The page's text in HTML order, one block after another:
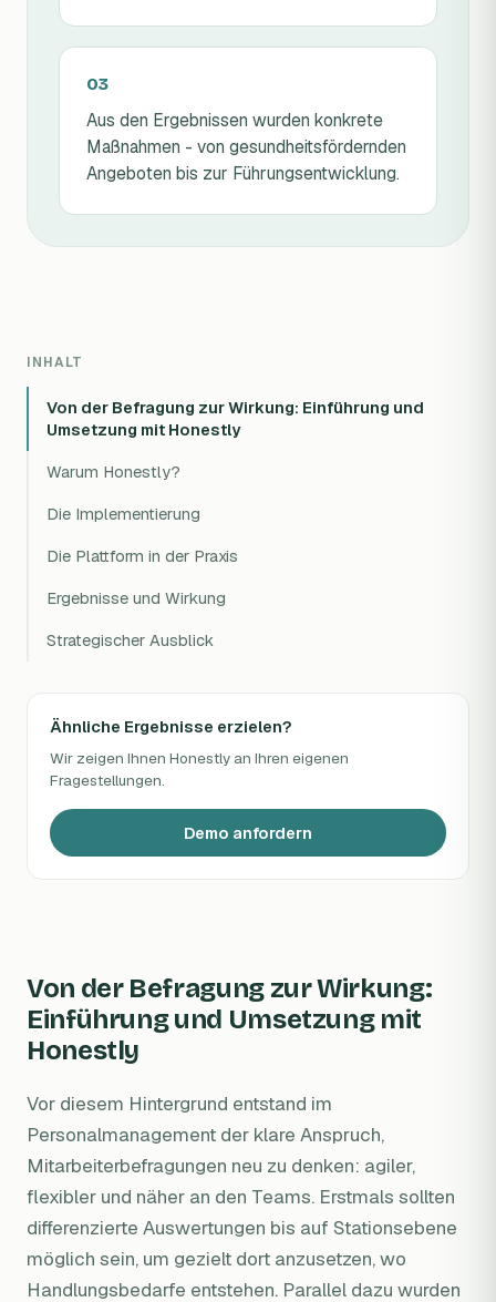
Aus den Ergebnissen wurden konkrete
Maßnahmen - von gesundheitsfördernden
Angeboten bis zur Führungsentwicklung.
INHALT
Von der Befragung zur Wirkung: Einführung und
Umsetzung mit Honestly
Warum Honestly?
Die Implementierung
Die Plattform in der Praxis
Ergebnisse und Wirkung
Strategischer Ausblick
Ähnliche Ergebnisse erzielen?
Wir zeigen Ihnen Honestly an Ihren eigenen
Fragestellungen.
Demo anfordern
Von der Befragung zur Wirkung:
Einführung und Umsetzung mit
Honestly
Vor diesem Hintergrund entstand im
Personalmanagement der klare Anspruch,
Mitarbeiterbefragungen neu zu denken: agiler,
flexibler und näher an den Teams. Erstmals sollten
differenzierte Auswertungen bis auf Stationsebene
möglich sein, um gezielt dort anzusetzen, wo
Handlungsbedarfe entstehen. Parallel dazu wurden